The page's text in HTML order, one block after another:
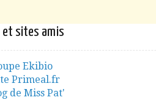
et sites amis
Ekibio
Primeal.fr
de Miss Pat'